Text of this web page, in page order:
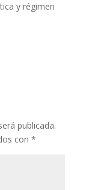
y régimen
publicada.
con *